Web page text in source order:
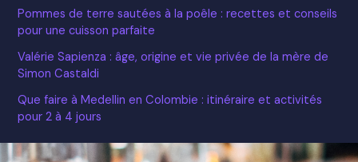
Pommes de terre sautées à la poêle : recettes et conseils
pour une cuisson parfaite
Valérie Sapienza : âge, origine et vie privée de la mère de
Simon Castaldi
Que faire à Medellin en Colombie : itinéraire et activités
pour 2 à 4 jours